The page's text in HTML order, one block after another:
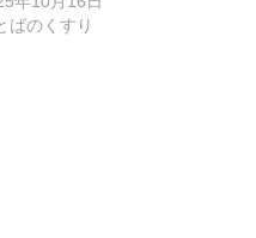
ばのくすり